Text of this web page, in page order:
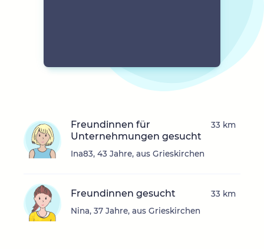
Freundinnen für
Unternehmungen gesucht
Ina83, 43 Jahre, aus Grieskirchen
33 km
Freundinnen gesucht
Nina, 37 Jahre, aus Grieskirchen
33 km